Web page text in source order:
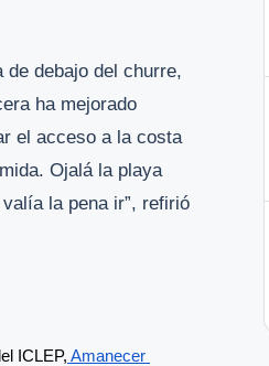
de debajo del churre,
ha mejorado
el acceso a la costa
Ojalá la playa
la pena ir”, refirió
ICLEP, Amanecer